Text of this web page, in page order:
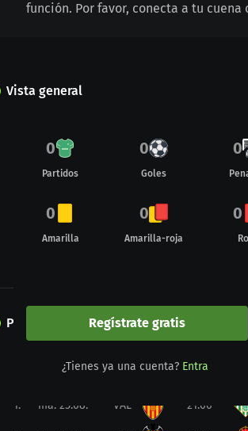
función. Por favor, conecta a tu cuena
Vista general
0
Partidos
0
Goles
0
0
Amarilla
0
Amarilla-roja
0
Próximos partidos
vi. 21.08. BET 21:00
1. ma. 25.08. VAL 21:00
Regístrate gratis
¿Tienes ya una cuenta? Entra